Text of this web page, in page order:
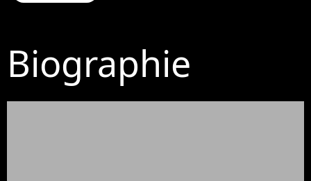
Biographie